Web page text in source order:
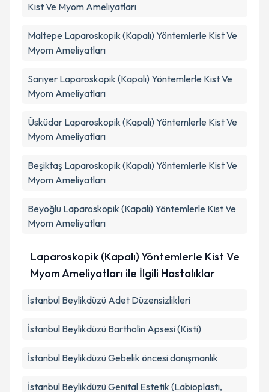
Kist Ve Myom Ameliyatları
Maltepe Laparoskopik (Kapalı) Yöntemlerle Kist Ve
Myom Ameliyatları
Sarıyer Laparoskopik (Kapalı) Yöntemlerle Kist Ve
Myom Ameliyatları
Üsküdar Laparoskopik (Kapalı) Yöntemlerle Kist Ve
Myom Ameliyatları
Beşiktaş Laparoskopik (Kapalı) Yöntemlerle Kist Ve
Myom Ameliyatları
Beyoğlu Laparoskopik (Kapalı) Yöntemlerle Kist Ve
Myom Ameliyatları
Laparoskopik (Kapalı) Yöntemlerle Kist Ve
Myom Ameliyatları ile İlgili Hastalıklar
İstanbul Beylikdüzü Adet Düzensizlikleri
İstanbul Beylikdüzü Bartholin Apsesi (Kisti)
İstanbul Beylikdüzü Gebelik öncesi danışmanlık
İstanbul Beylikdüzü Genital Estetik (Labioplasti,